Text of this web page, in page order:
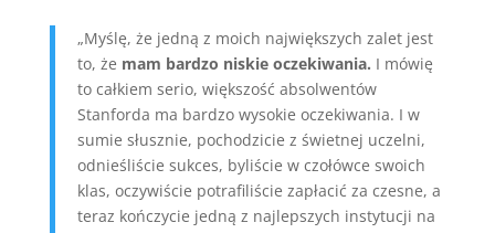
„Myślę, że jedną z moich największych zalet jest
to, że mam bardzo niskie oczekiwania. I mówię
to całkiem serio, większość absolwentów
Stanforda ma bardzo wysokie oczekiwania. I w
sumie słusznie, pochodzicie z świetnej uczelni,
odnieśliście sukces, byliście w czołówce swoich
klas, oczywiście potrafiliście zapłacić za czesne, a
teraz kończycie jedną z najlepszych instytucji na